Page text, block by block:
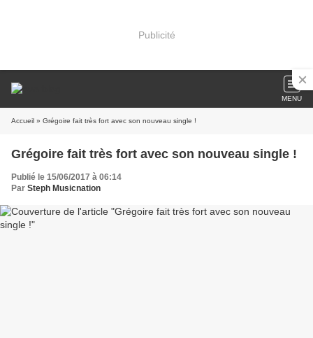
Publicité
MENU
Accueil » Grégoire fait très fort avec son nouveau single !
Grégoire fait très fort avec son nouveau single !
Publié le 15/06/2017 à 06:14
Par Steph Musicnation